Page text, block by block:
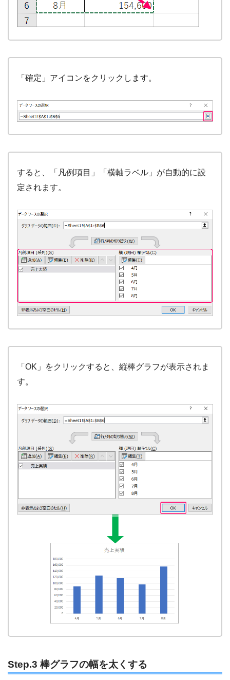
「確定」アイコンをクリックします。
すると、「凡例項目」「横軸ラベル」が自動的に設
定されます。
「OK」をクリックすると、縦棒グラフが表示されま
す。
Step.3 棒グラフの幅を太くする